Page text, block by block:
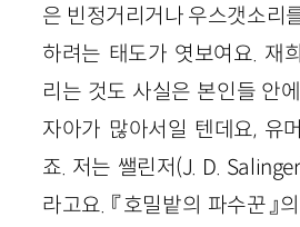
은 빈정거리거나 우스갯소리
하려는 태도가 엿보여요. 재
리는 것도 사실은 본인들 안
자아가 많아서일 텐데요, 유
죠. 저는 쌜린저(J. D.
라고요. 『호밀밭의 파수꾼』